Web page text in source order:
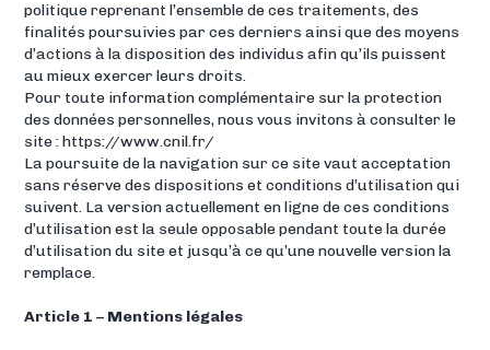
politique reprenant l’ensemble de ces traitements, des
finalités poursuivies par ces derniers ainsi que des moyens
d’actions à la disposition des individus afin qu’ils puissent
au mieux exercer leurs droits.
Pour toute information complémentaire sur la protection
des données personnelles, nous vous invitons à consulter le
site : https://www.cnil.fr/
La poursuite de la navigation sur ce site vaut acceptation
sans réserve des dispositions et conditions d’utilisation qui
suivent. La version actuellement en ligne de ces conditions
d’utilisation est la seule opposable pendant toute la durée
d’utilisation du site et jusqu’à ce qu’une nouvelle version la
remplace.
Article 1 – Mentions légales